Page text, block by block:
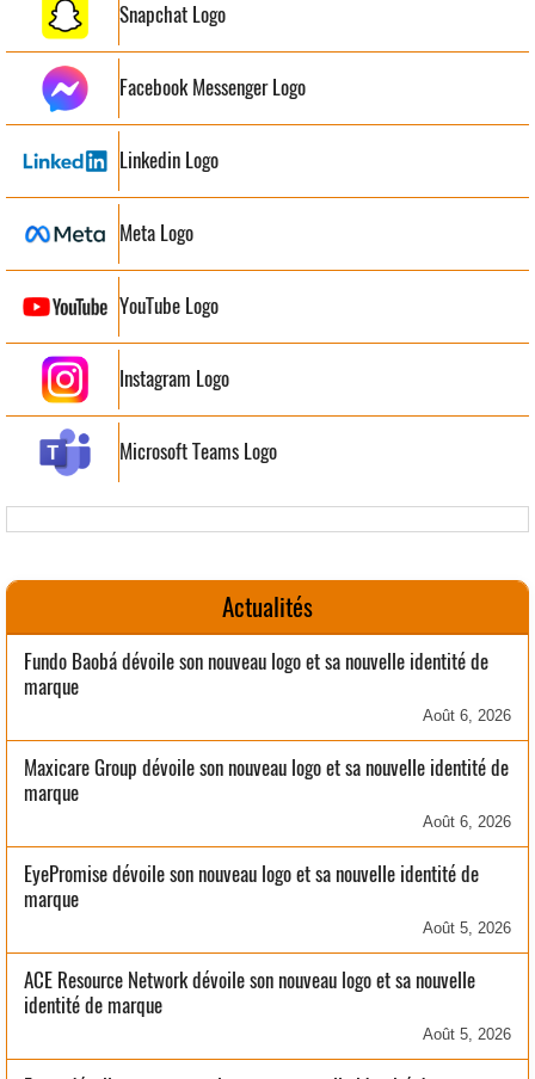
Snapchat Logo
Facebook Messenger Logo
Linkedin Logo
Meta Logo
YouTube Logo
Instagram Logo
Microsoft Teams Logo
Actualités
Fundo Baobá dévoile son nouveau logo et sa nouvelle identité de
marque
Août 6, 2026
Maxicare Group dévoile son nouveau logo et sa nouvelle identité de
marque
Août 6, 2026
EyePromise dévoile son nouveau logo et sa nouvelle identité de
marque
Août 5, 2026
ACE Resource Network dévoile son nouveau logo et sa nouvelle
identité de marque
Août 5, 2026